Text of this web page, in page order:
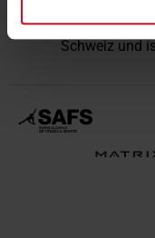
Schweiz. swiss
Schweiz und